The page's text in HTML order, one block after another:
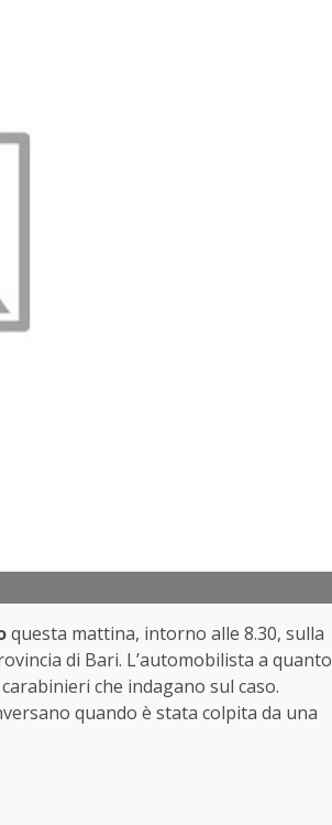
questa mattina, intorno alle 8.30, sulla
di Bari. L’automobilista a quanto
che indagano sul caso.
quando è stata colpita da una